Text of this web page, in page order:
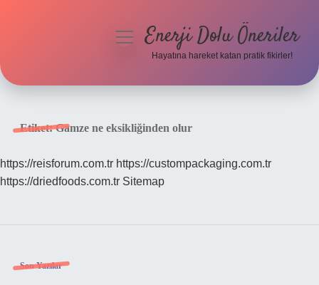
Hakkımızda
menüyüEnerji Dolu Öneriler
Hayatına hareket katan pratik fikirler!
Etiket:Gamze ne eksikliğinden olur
https://reisforum.com.tr https://custompackaging.com.tr
https://driedfoods.com.tr Sitemap
Sidebar
Son Yazılar